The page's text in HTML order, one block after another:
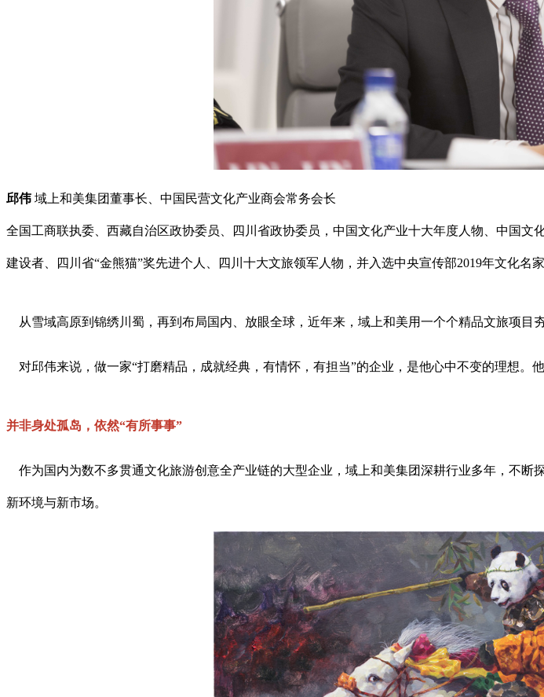
邱伟 域上和美集团董事长、中国民营文化产业商会常务会长
全国工商联执委、西藏自治区政协委员、四川省政协委员，中国文化产业十大年度人物、中国
建设者、四川省“金熊猫”奖先进个人、四川十大文旅领军人物，并入选中央宣传部2019年文化名
从雪域高原到锦绣川蜀，再到布局国内、放眼全球，近年来，域上和美用一个个精品文旅项目
对邱伟来说，做一家“打磨精品，成就经典，有情怀，有担当”的企业，是他心中不变的理想。
并非身处孤岛，依然“有所事事”
作为国内为数不多贯通文化旅游创意全产业链的大型企业，域上和美集团深耕行业多年，不
新环境与新市场。